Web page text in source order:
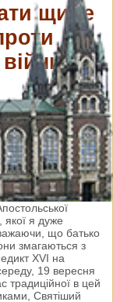
щире
до
Коментарі: 0
та думками
якої я дуже
що батько
змагаються з
XVI на
19 вересня
традиційної в цей
Святіший